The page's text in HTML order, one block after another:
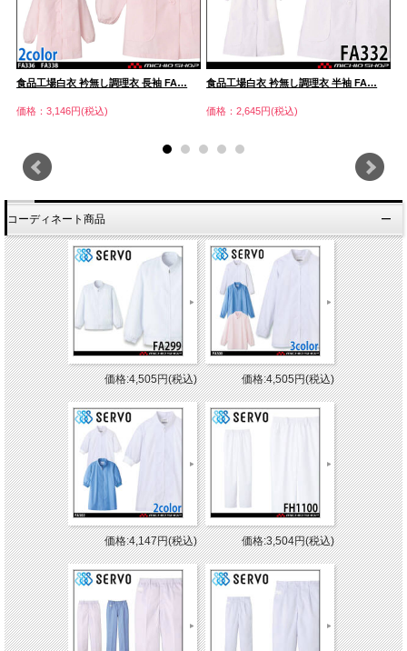
食品工場白衣 衿無し調理衣 長袖 FA…
価格：3,146円(税込)
食品工場白衣 衿無し調理衣 半袖 FA…
価格：2,645円(税込)
コーディネート商品
価格:4,505円(税込) 価格:4,505円(税込)
価格:4,147円(税込) 価格:3,504円(税込)